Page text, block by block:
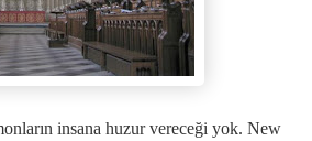
insana huzur vereceği yok. New